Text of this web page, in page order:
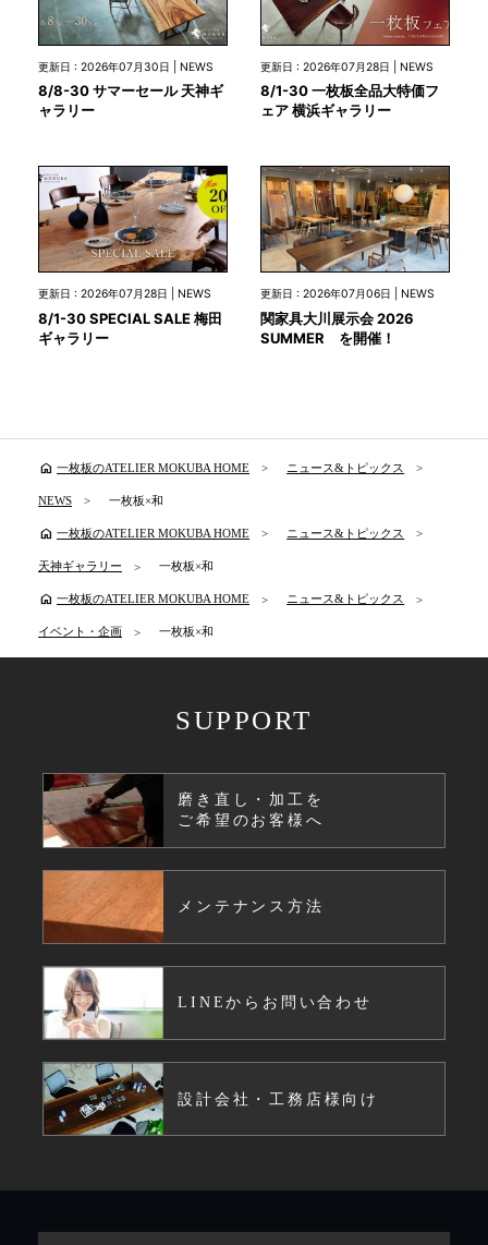
更新日 : 2026年07月30日 | NEWS
8/8-30 サマーセール 天神ギ
ャラリー
更新日 : 2026年07月28日 | NEWS
8/1-30 一枚板全品大特価フ
ェア 横浜ギャラリー
更新日 : 2026年07月28日 | NEWS
8/1-30 SPECIAL SALE 梅田
ギャラリー
更新日 : 2026年07月06日 | NEWS
関家具大川展示会 2026
SUMMER を開催！
home 一枚板のATELIER MOKUBA HOME ニュース&トピックス
NEWS 一枚板×和
home 一枚板のATELIER MOKUBA HOME ニュース&トピックス
天神ギャラリー 一枚板×和
home 一枚板のATELIER MOKUBA HOME ニュース&トピックス
イベント・企画 一枚板×和
SUPPORT
磨き直し・加工を
ご希望のお客様へ
メンテナンス方法
LINEからお問い合わせ
設計会社・工務店様向け